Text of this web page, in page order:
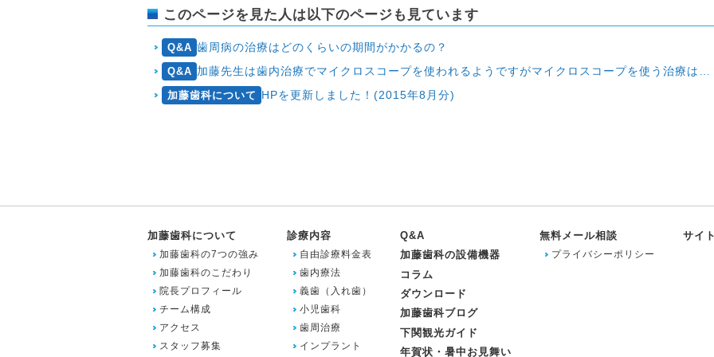
このページを見た人は以下のページも見ています
Q&A 歯周病の治療はどのくらいの期間がかかるの？
Q&A 加藤先生は歯内治療でマイクロスコープを使われるようですがマイクロスコープを使う治療は保険外診療、自費になりますか？その場合、おいくら程でしょうか？その金額が自分には高い場合、保険治療のみで歯内治療をしてもらう事は可能でしょうか？
加藤歯科について HPを更新しました！(2015年8月分)
加藤歯科について
加藤歯科の7つの強み
加藤歯科のこだわり
院長プロフィール
チーム構成
アクセス
スタッフ募集
診療内容
自由診療料金表
歯内療法
義歯（入れ歯）
小児歯科
歯周治療
インプラント
Q&A
加藤歯科の設備機器
コラム
ダウンロード
加藤歯科ブログ
下関観光ガイド
年賀状・暑中お見舞い
無料メール相談
プライバシーポリシー
サイ